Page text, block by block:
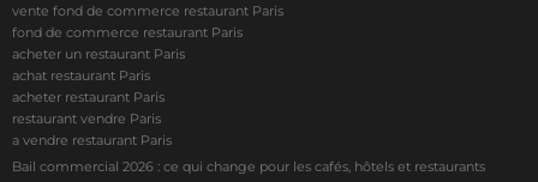
vente fond de commerce restaurant Paris
fond de commerce restaurant Paris
acheter un restaurant Paris
achat restaurant Paris
acheter restaurant Paris
restaurant vendre Paris
a vendre restaurant Paris
Bail commercial 2026 : ce qui change pour les cafés, hôtels et restaurants